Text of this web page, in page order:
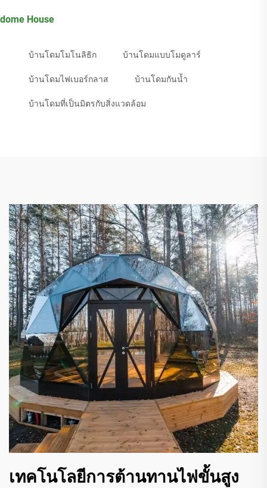
dome House
บ้านโดมโมโนลิธิก บ้านโดมแบบโมดูลาร์
บ้านโดมไฟเบอร์กลาส บ้านโดมกันน้ำ
บ้านโดมที่เป็นมิตรกับสิ่งแวดล้อม
เทคโนโลยีการต้านทานไฟขั้นสูง